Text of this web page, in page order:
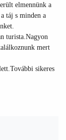
elmennünk a
táj s minden a
turista.Nagyon
mert
sikeres